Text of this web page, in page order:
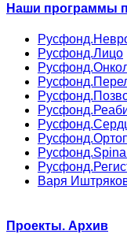
Наши программы
Русфонд.Лицо
Варя
Проекты. Архив